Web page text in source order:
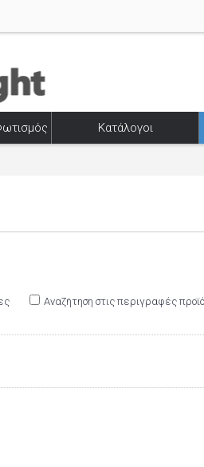
Κατάλογοι
Αναζήτηση στις περιγραφές